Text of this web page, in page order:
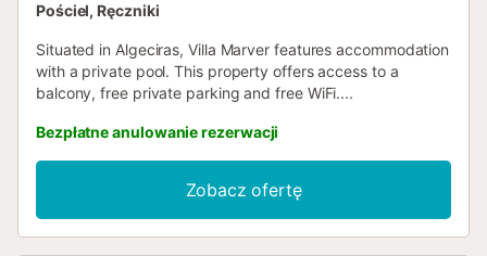
Pościel, Ręczniki
Situated in Algeciras, Villa Marver features accommodation
with a private pool. This property offers access to a
balcony, free private parking and free WiFi....
Bezpłatne anulowanie rezerwacji
Zobacz ofertę